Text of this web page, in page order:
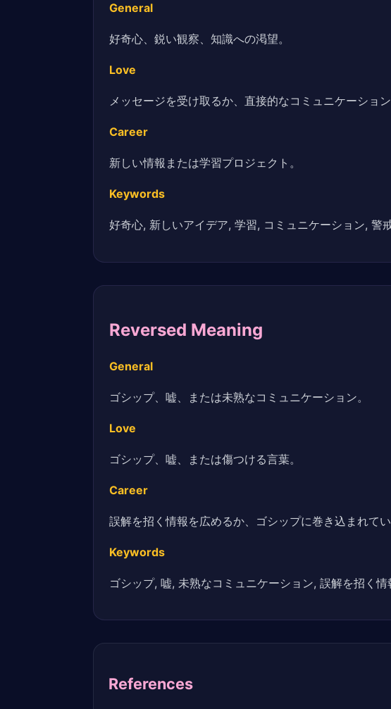
General
好奇心、鋭い観察、知識への渇望。
Love
メッセージを受け取るか、直接的なコミュニケーション
Career
新しい情報または学習プロジェクト。
Keywords
好奇心, 新しいアイデア, 学習, コミュニケーション, 警
Reversed Meaning
General
ゴシップ、嘘、または未熟なコミュニケーション。
Love
ゴシップ、嘘、または傷つける言葉。
Career
誤解を招く情報を広めるか、ゴシップに巻き込まれてい
Keywords
ゴシップ, 嘘, 未熟なコミュニケーション, 誤解を招く
References